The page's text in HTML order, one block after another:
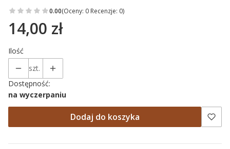
0.00(Oceny: 0 Recenzje: 0)
Cena
14,00 zł
Ilość
szt.
Dostępność:
na wyczerpaniu
Dodaj do koszyka